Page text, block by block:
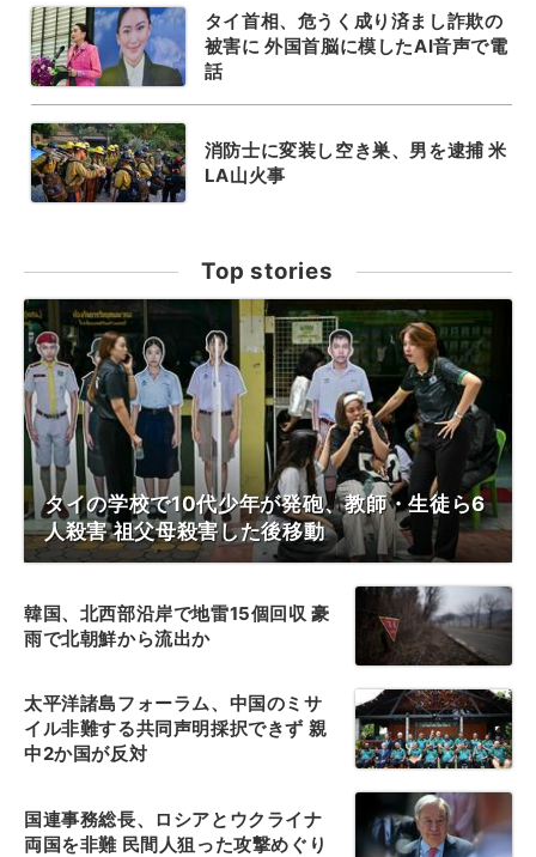
タイ首相、危うく成り済まし詐欺の
被害に 外国首脳に模したAI音声で電
話
消防士に変装し空き巣、男を逮捕 米
LA山火事
Top stories
タイの学校で10代少年が発砲、教師・生徒ら6
人殺害 祖父母殺害した後移動
韓国、北西部沿岸で地雷15個回収 豪
雨で北朝鮮から流出か
太平洋諸島フォーラム、中国のミサ
イル非難する共同声明採択できず 親
中2か国が反対
国連事務総長、ロシアとウクライナ
両国を非難 民間人狙った攻撃めぐり